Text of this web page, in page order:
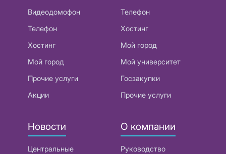
Видеодомофон
Телефон
Хостинг
Мой город
Прочие услуги
Акции
Телефон
Хостинг
Мой город
Мой университет
Госзакупки
Прочие услуги
Новости
Центральные
О компании
Руководство